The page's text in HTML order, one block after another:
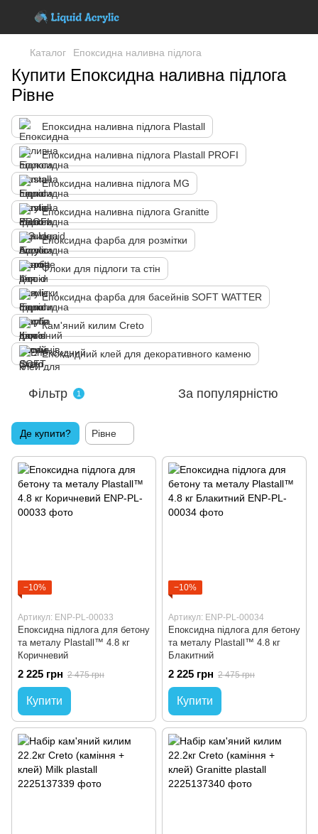
Каталог Епоксидна наливна підлога
Купити Епоксидна наливна підлога
Рівне
Епоксидна наливна підлога Plastall
Епоксидна наливна підлога Plastall PROFI
Епоксидна наливна підлога MG
Епоксидна наливна підлога Granitte
Епоксидна фарба для розмітки
Флоки для підлоги та стін
Епоксидна фарба для басейнів SOFT WATTER
Кам'яний килим Creto
Епоксидний клей для декоративного каменю
Фільтр 1 За популярністю
Де купити? Рівне
−10%
Артикул: ENP-PL-00033
Епоксидна підлога для бетону
та металу Plastall™ 4.8 кг
Коричневий
2 225 грн 2 475 грн
Купити
−10%
Артикул: ENP-PL-00034
Епоксидна підлога для бетону
та металу Plastall™ 4.8 кг
Блакитний
2 225 грн 2 475 грн
Купити